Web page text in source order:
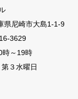
尼崎市大島1-1-9
3629
時～19時
３水曜日